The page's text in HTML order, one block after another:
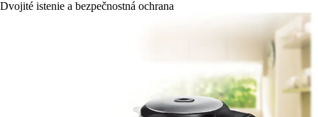
Dvojité istenie a bezpečnostná ochrana